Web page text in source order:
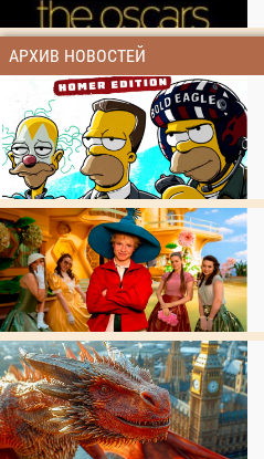
АРХИВ НОВОСТЕЙ